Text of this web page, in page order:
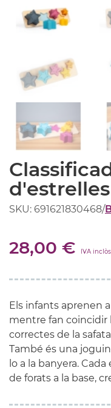
d'estrelles
SKU: 691621830468/
28,00 € IVA inclòs
Els infants aprenen
mentre fan coincidir
correctes de la
També és una
lo a la banyera.
de forats a la base,